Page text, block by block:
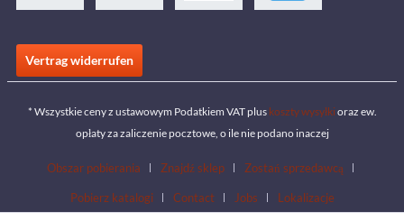
Vertrag widerrufen
* Wszystkie ceny z ustawowym Podatkiem VAT plus koszty wysyłki oraz ew.
opłaty za zaliczenie pocztowe, o ile nie podano inaczej
Obszar pobierania Znajdź sklep Zostań sprzedawcą
Pobierz katalogi Contact Jobs Lokalizacje